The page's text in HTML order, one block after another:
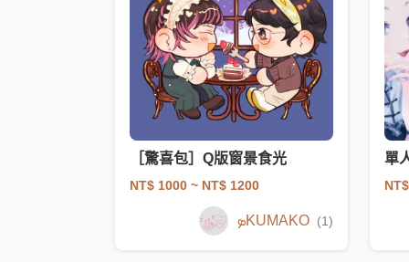
［驚喜包］Q版窗景食光
NT$ 1000 ~ NT$ 1200
ܤKUMAKO (1)
單